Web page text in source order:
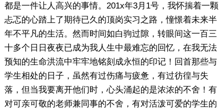
都是一件让人高兴的事情。201x年3月1号，我怀揣着一颗
忐忑的心踏上了期待已久的顶岗实习之路，憧憬着未来半
年不平凡的生活。然而时间如白驹过隙，转眼间这一百三
十多个日日夜夜已成为我人生中最难忘的回忆，在我无法
预知的生命洪流中牢牢地铭刻成永恒的印记！回首那些与
学生相处的日子，虽然有过伤痛与疲惫，有过彷徨与失
落，但当我要离开他们时，心头涌起的是浓浓的不舍！有
对可亲可敬的老师兼同事的不舍，有对活泼可爱的学生的